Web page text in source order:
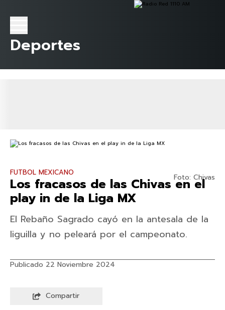
Deportes
Foto: Chivas
FUTBOL MEXICANO
Los fracasos de las Chivas en el
play in de la Liga MX
El Rebaño Sagrado cayó en la antesala de la
liguilla y no peleará por el campeonato.
Publicado 22 Noviembre 2024
Compartir